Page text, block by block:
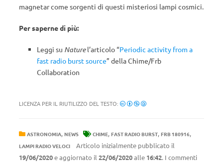
magnetar come sorgenti di questi misteriosi lampi cosmici.
Per saperne di più:
Leggi su Naturel’articolo “Periodic activity from a
fast radio burst source” della Chime/Frb
Collaboration
LICENZA PER IL RIUTILIZZO DEL TESTO:
ASTRONOMIA, NEWS CHIME, FAST RADIO BURST, FRB 180916,
LAMPI RADIO VELOCI
Articolo inizialmente pubblicato il
19/06/2020e aggiornato il 22/06/2020alle 16:42. I commenti